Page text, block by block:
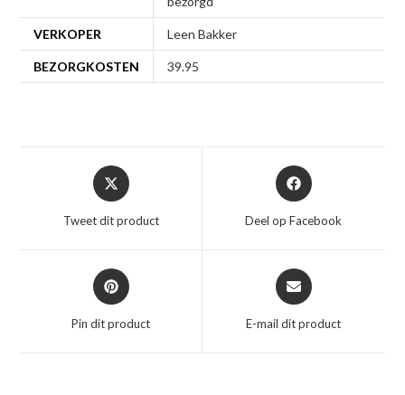
VERKOPER Leen Bakker
BEZORGKOSTEN 39.95
Opent
in
nieuw
Tweet dit product
Opent
in
nieuw
Deel op Facebook
Opent
in
nieuw
Pin dit product
Opent
in
nieuw
E-mail dit product